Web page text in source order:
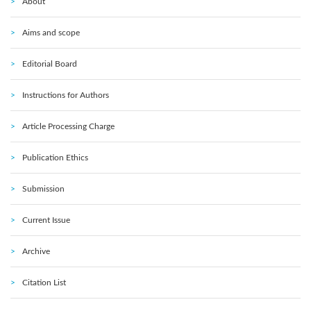
Aims and scope
Editorial Board
Instructions for Authors
Article Processing Charge
Publication Ethics
Submission
Current Issue
Archive
Citation List